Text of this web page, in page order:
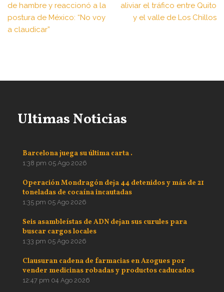
de hambre y reaccionó a la
postura de México: “No voy
a claudicar”
aliviar el tráfico entre Quito
y el valle de Los Chillos
Ultimas Noticias
Barcelona juega su última carta .
1:38 pm 05 Ago 2026
Operación Mondragón deja 44 detenidos y más de 21
toneladas de cocaína incautadas
1:35 pm 05 Ago 2026
Seis asambleístas de ADN dejan sus curules para
buscar cargos locales
1:33 pm 05 Ago 2026
Clausuran cadena de farmacias en Azogues por
vender medicinas robadas y productos caducados
12:47 pm 04 Ago 2026